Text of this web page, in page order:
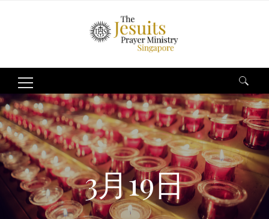
Search
for:
3月19日